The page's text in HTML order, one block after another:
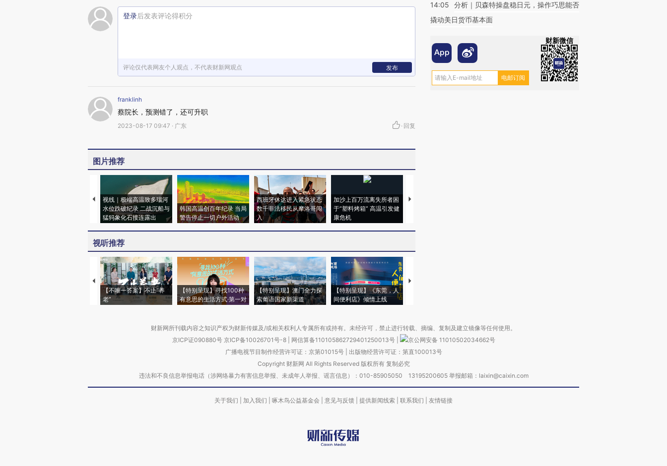
登录后发表评论得积分
评论仅代表网友个人观点，不代表财新网观点 发布
franklinh
蔡院长，预测错了，还可升职
2023-08-17 09:47 · 广东 · 回复
图片推荐
视线｜极端高温致多瑙河
水位跌破纪录 二战沉船与
猛犸象化石接连露出
韩国高温创百年纪录 当局
警告停止一切户外活动
西班牙休达进入紧急状态
数千非法移民从摩洛哥闯
入
加沙上百万流离失所者困
于“塑料烤箱” 高温引发健
康危机
视线｜HYROX的吸金
视听推荐
【不唯一答案】不止“养
老”
【特别呈现】寻找100种
有意思的生活方式·第一对
【特别呈现】澳门全力探
索葡语国家新渠道
【特别呈现】《东莞，人
间便利店》倾情上线
【推广】走进第四届链博
14:05
分析｜贝森特操盘稳日元，操作巧思能否
撬动美日货币基本面
财新微信
财新网所刊载内容之知识产权为财新传媒及/或相关权利人专属所有或持有。未经许可，禁止进行转载、摘编、复制及建立镜像等任何使用。
京ICP证090880号 京ICP备10026701号-8 网信算备110105862729401250013号
京公网安备 11010502034662号
广播电视节目制作经营许可证：京第01015号| 出版物经营许可证：第直100013号
Copyright 财新网 All Rights Reserved 版权所有 复制必究
违法和不良信息举报电话（涉网络暴力有害信息举报、未成年人举报、谣言信息）：010-85905050 13195200605 举报邮箱：laixin@caixin.com
关于我们 加入我们 啄木鸟公益基金会 意见与反馈 提供新闻线索 联系我们 友情链接